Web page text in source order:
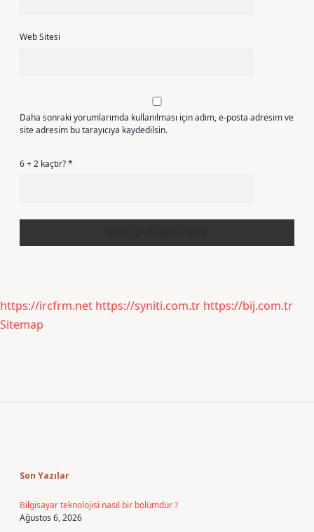
Web Sitesi
Daha sonraki yorumlarımda kullanılması için adım, e-posta adresim ve
site adresim bu tarayıcıya kaydedilsin.
6 + 2 kaçtır?*
https://ircfrm.net https://syniti.com.tr https://bij.com.tr
Sitemap
Son Yazılar
Bilgisayar teknolojisi nasıl bir bölümdür ?
Ağustos 6, 2026